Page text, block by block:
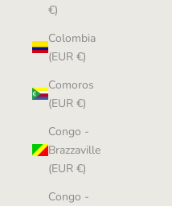
€)
Colombia
(EUR €)
Comoros
(EUR €)
Congo -
Brazzaville
(EUR €)
Congo -